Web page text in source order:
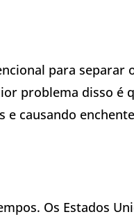
para separar
problema disso é
causando
Os Estados